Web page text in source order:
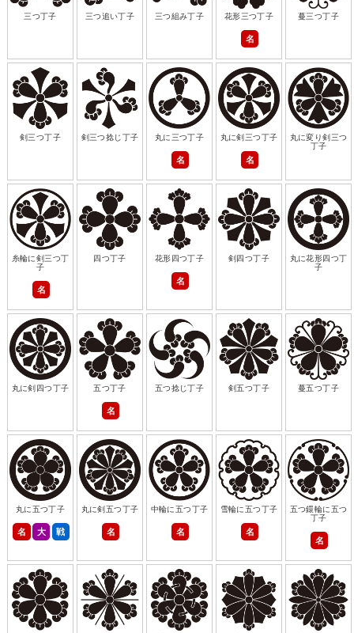
三つ丁子 三つ追い丁子 三つ組み丁子 花形三つ丁子
名
蔓三つ丁子
剣三つ丁子 剣三つ捻じ丁子 丸に三つ丁子
名
丸に剣三つ丁子
名
丸に変り剣三つ
丁子
糸輪に剣三つ丁
子
名
四つ丁子 花形四つ丁子
名
剣四つ丁子
丸に花形四つ丁
子
丸に剣四つ丁子 五つ丁子
名
五つ捻じ丁子 剣五つ丁子 蔓五つ丁子
丸に五つ丁子
名 大 戦
丸に剣五つ丁子
名
中輪に五つ丁子
名
雪輪に五つ丁子
名
五つ鐶輪に五つ
丁子
名